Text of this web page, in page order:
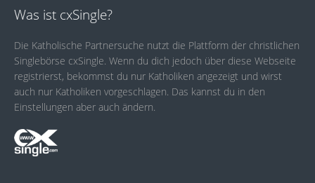
Was ist cxSingle?
Die Katholische Partnersuche nutzt die Plattform der christlichen
Singlebörse cxSingle. Wenn du dich jedoch über diese Webseite
registrierst, bekommst du nur Katholiken angezeigt und wirst
auch nur Katholiken vorgeschlagen. Das kannst du in den
Einstellungen aber auch ändern.